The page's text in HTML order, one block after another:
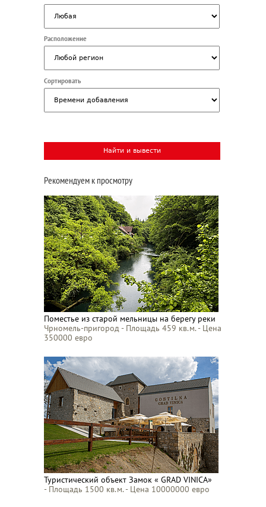
Расположение
Сортировать
Рекомендуем к просмотру
Поместье из старой мельницы на берегу реки
Чрномель-пригород - Площадь 459 кв.м. - Цена
350000 евро
Туристический объект Замок « GRAD VINICA»
- Площадь 1500 кв.м. - Цена 10000000 евро